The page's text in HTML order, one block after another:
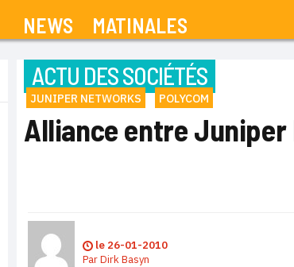
NEWS MATINALES
ACTU DES SOCIÉTÉS
JUNIPER NETWORKS POLYCOM
Alliance entre
le 26-01-2010
ParDirk Basyn